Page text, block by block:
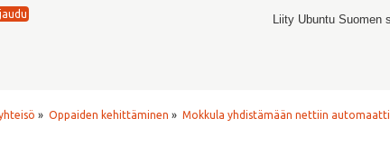
Liity Ubuntu Suomen
» Oppaiden kehittäminen » Mokkula yhdistämään nettiin